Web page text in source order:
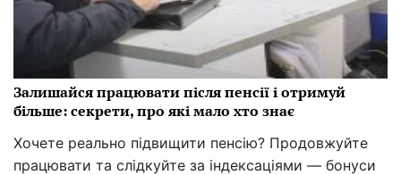
Залишайся працювати після пенсії і отримуй
більше: секрети, про які мало хто знає
Хочете реально підвищити пенсію? Продовжуйте
працювати та слідкуйте за індексаціями — бонуси